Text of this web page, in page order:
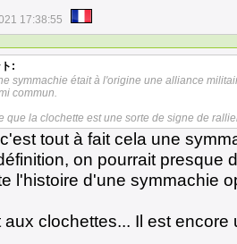
17:38:55
:
symmachie était à l'origine une alliance
commun.
que la clochette est une sorte de signe de
tout à fait cela une
on pourrait presque
l'histoire d'une symmachie
aux clochettes... Il est encore